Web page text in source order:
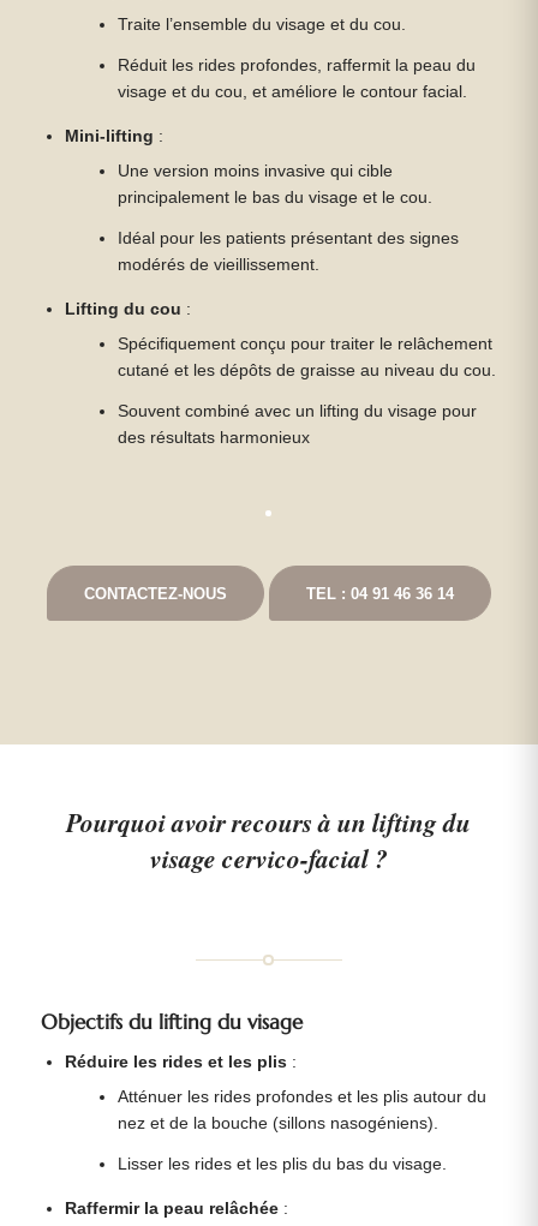
Traite l’ensemble du visage et du cou.
Réduit les rides profondes, raffermit la peau du
visage et du cou, et améliore le contour facial.
Mini-lifting :
Une version moins invasive qui cible
principalement le bas du visage et le cou.
Idéal pour les patients présentant des signes
modérés de vieillissement.
Lifting du cou :
Spécifiquement conçu pour traiter le relâchement
cutané et les dépôts de graisse au niveau du cou.
Souvent combiné avec un lifting du visage pour
des résultats harmonieux
CONTACTEZ-NOUS TEL : 04 91 46 36 14
Pourquoi avoir recours à un lifting du
visage cervico-facial ?
Objectifs du lifting du visage
Réduire les rides et les plis :
Atténuer les rides profondes et les plis autour du
nez et de la bouche (sillons nasogéniens).
Lisser les rides et les plis du bas du visage.
Raffermir la peau relâchée :